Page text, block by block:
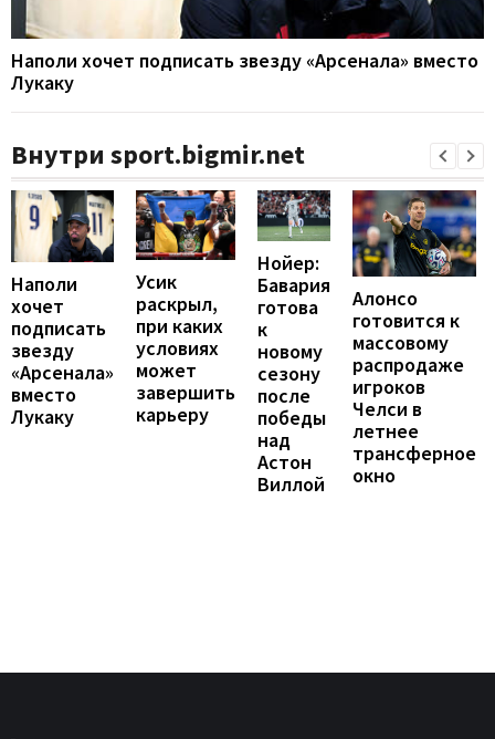
Наполи хочет подписать звезду «Арсенала» вместо
Лукаку
Внутри sport.bigmir.net
Наполи
хочет
подписать
звезду
«Арсенала»
вместо
Лукаку
Усик
раскрыл,
при каких
условиях
может
завершить
карьеру
Нойер:
Бавария
готова
к
новому
сезону
после
победы
над
Астон
Виллой
Алонсо
готовится к
массовому
распродаже
игроков
Челси в
летнее
трансферное
окно